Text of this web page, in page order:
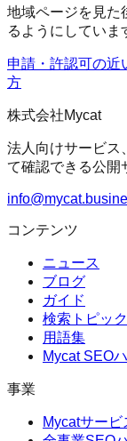
地域ページを見た
るようにしていま
申請・許認可の近
方
株式会社Mycat
法人向けサービス
て確認できる公開
コンテンツ
ニュース
ブログ
ガイド
検索トピック
用語集
Mycat SEO
事業
Mycatサービ